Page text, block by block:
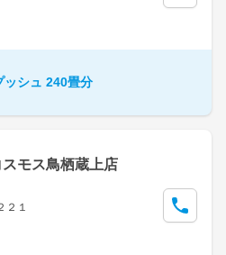
ッシュ 240畳分
スモス鳥栖蔵上店
２１